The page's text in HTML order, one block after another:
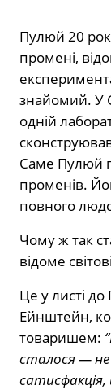
Пулюй 20
промені,
знайомий. У
одній
Саме Пулюй
променів.
повного
Чому ж так
відоме
Це у листі
Ейнштейн,
товаришем:
сталося —